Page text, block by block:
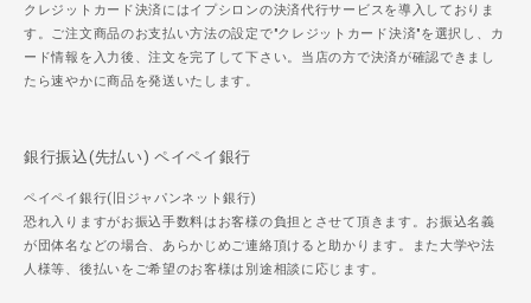
クレジットカード決済にはイプシロンの決済代行サービスを導入しておりま
す。ご注文商品のお支払い方法の設定で"クレジットカード決済"を選択し、カ
ード情報を入力後、注文を完了して下さい。当店の方で決済が確認できまし
たら速やかに商品を発送いたします。
銀行振込(先払い) ペイペイ銀行
ペイペイ銀行(旧ジャパンネット銀行)
恐れ入りますがお振込手数料はお客様の負担とさせて頂きます。お振込名義
が団体名などの場合、あらかじめご連絡頂けると助かります。また大学や法
人様等、後払いをご希望のお客様は別途相談に応じます。